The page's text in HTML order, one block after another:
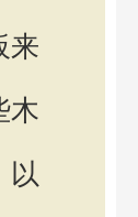
来
木
以